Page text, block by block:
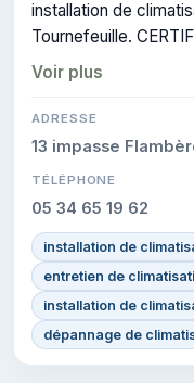
installation de
Tournefeuille.
savoir-faire de
Voir plus
ADRESSE
13 impasse
TÉLÉPHONE
05 34 65 19 62
installation de
entretien de
installation de
dépannage de